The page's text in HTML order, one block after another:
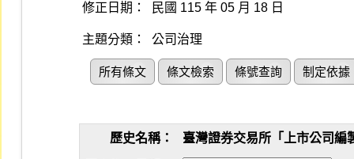
修正日期：
民國 115 年 05 月 18 日
主題分類： 公司治理
所有條文 條文檢索 條號查詢 制定依據
歷史名稱： 臺灣證券交易所「上市公司編